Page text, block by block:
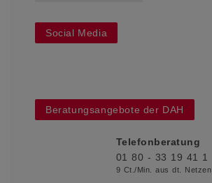
Social Media
Beratungsangebote der DAH
Telefonberatung
01 80 - 33 19 41 1
9 Ct./Min. aus dt. Netzen